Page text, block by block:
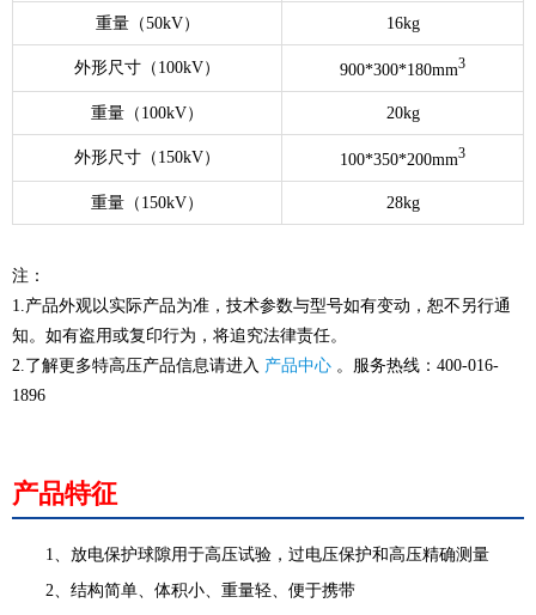
重量（50kV） 16kg
外形尺寸（100kV） 900*300*180mm3
重量（100kV） 20kg
外形尺寸（150kV） 100*350*200mm3
重量（150kV） 28kg
注：
1.产品外观以实际产品为准，技术参数与型号如有变动，恕不另行通
知。如有盗用或复印行为，将追究法律责任。
2.了解更多特高压产品信息请进入 产品中心 。服务热线：400-016-
1896
产品特征
1、放电保护球隙用于高压试验，过电压保护和高压精确测量
2、结构简单、体积小、重量轻、便于携带